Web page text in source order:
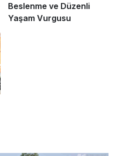
Beslenme ve Düzenli
Yaşam Vurgusu